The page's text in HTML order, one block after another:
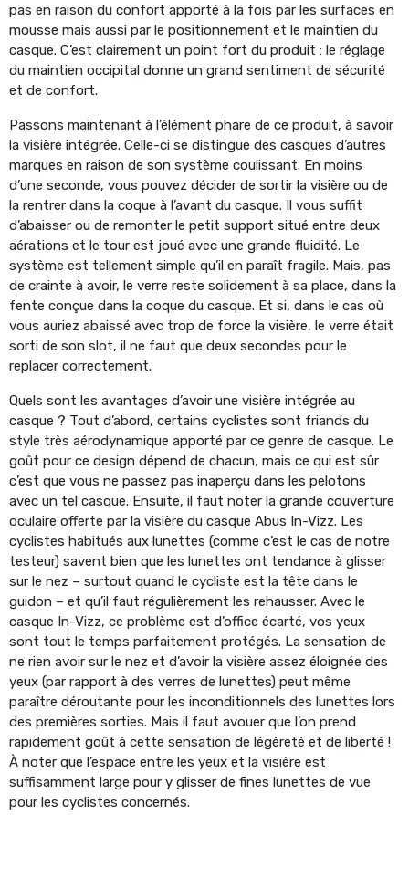
pas en raison du confort apporté à la fois par les surfaces en
mousse mais aussi par le positionnement et le maintien du
casque. C’est clairement un point fort du produit : le réglage
du maintien occipital donne un grand sentiment de sécurité
et de confort.
Passons maintenant à l’élément phare de ce produit, à savoir
la visière intégrée. Celle-ci se distingue des casques d’autres
marques en raison de son système coulissant. En moins
d’une seconde, vous pouvez décider de sortir la visière ou de
la rentrer dans la coque à l’avant du casque. Il vous suffit
d’abaisser ou de remonter le petit support situé entre deux
aérations et le tour est joué avec une grande fluidité. Le
système est tellement simple qu’il en paraît fragile. Mais, pas
de crainte à avoir, le verre reste solidement à sa place, dans la
fente conçue dans la coque du casque. Et si, dans le cas où
vous auriez abaissé avec trop de force la visière, le verre était
sorti de son slot, il ne faut que deux secondes pour le
replacer correctement.
Quels sont les avantages d’avoir une visière intégrée au
casque ? Tout d’abord, certains cyclistes sont friands du
style très aérodynamique apporté par ce genre de casque. Le
goût pour ce design dépend de chacun, mais ce qui est sûr
c’est que vous ne passez pas inaperçu dans les pelotons
avec un tel casque. Ensuite, il faut noter la grande couverture
oculaire offerte par la visière du casque Abus In-Vizz. Les
cyclistes habitués aux lunettes (comme c’est le cas de notre
testeur) savent bien que les lunettes ont tendance à glisser
sur le nez – surtout quand le cycliste est la tête dans le
guidon – et qu’il faut régulièrement les rehausser. Avec le
casque In-Vizz, ce problème est d’office écarté, vos yeux
sont tout le temps parfaitement protégés. La sensation de
ne rien avoir sur le nez et d’avoir la visière assez éloignée des
yeux (par rapport à des verres de lunettes) peut même
paraître déroutante pour les inconditionnels des lunettes lors
des premières sorties. Mais il faut avouer que l’on prend
rapidement goût à cette sensation de légèreté et de liberté !
À noter que l’espace entre les yeux et la visière est
suffisamment large pour y glisser de fines lunettes de vue
pour les cyclistes concernés.